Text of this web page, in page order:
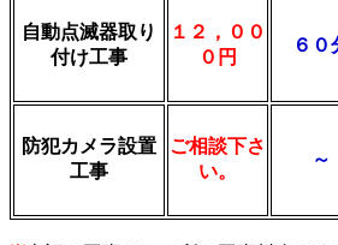
自動点滅器取り
付け工事
１２，００
０円
６０
防犯カメラ設置
工事
ご相談下さ
い。
～